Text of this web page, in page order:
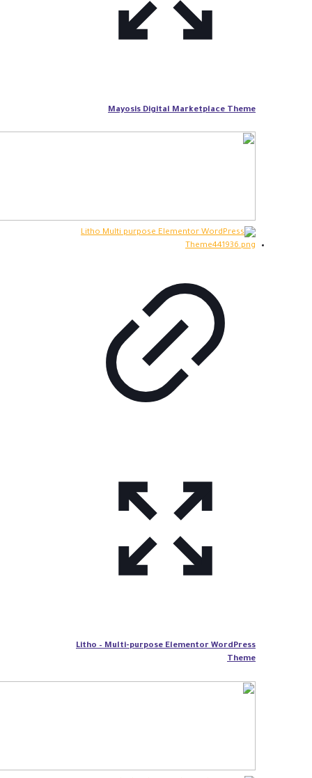
Mayosis Digital Marketplace Theme
Litho – Multi-purpose Elementor WordPress
Theme